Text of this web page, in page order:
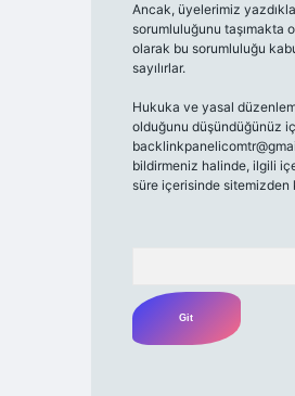
Ancak, üyelerimiz
sorumluluğunu taşımakta
olarak bu sorumluluğu
sayılırlar.
Hukuka ve yasal
olduğunu düşündüğünüz
bildirmeniz halinde, ilgili
süre içerisinde sitemizden